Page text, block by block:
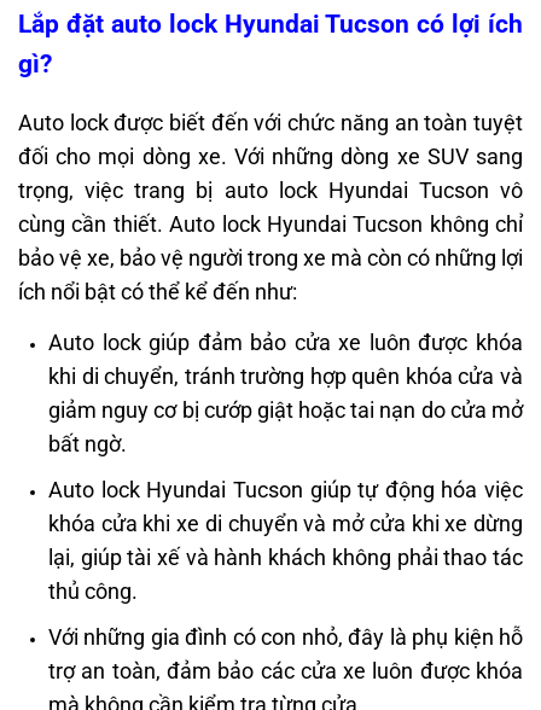
Lắp đặt auto lock Hyundai Tucson có lợi ích
gì?
Auto lock được biết đến với chức năng an toàn tuyệt
đối cho mọi dòng xe. Với những dòng xe SUV sang
trọng, việc trang bị auto lock Hyundai Tucson vô
cùng cần thiết. Auto lock Hyundai Tucson không chỉ
bảo vệ xe, bảo vệ người trong xe mà còn có những lợi
ích nổi bật có thể kể đến như:
Auto lock giúp đảm bảo cửa xe luôn được khóa
khi di chuyển, tránh trường hợp quên khóa cửa và
giảm nguy cơ bị cướp giật hoặc tai nạn do cửa mở
bất ngờ.
Auto lock Hyundai Tucson giúp tự động hóa việc
khóa cửa khi xe di chuyển và mở cửa khi xe dừng
lại, giúp tài xế và hành khách không phải thao tác
thủ công.
Với những gia đình có con nhỏ, đây là phụ kiện hỗ
trợ an toàn, đảm bảo các cửa xe luôn được khóa
mà không cần kiểm tra từng cửa.